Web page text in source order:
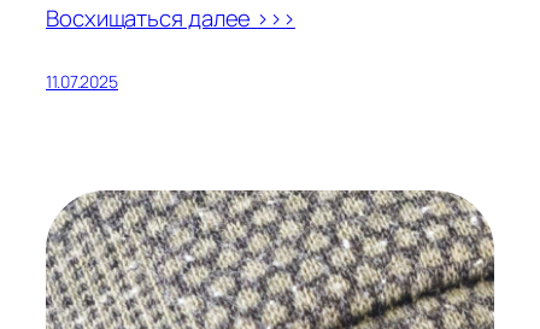
Восхищаться далее >>>
11.07.2025